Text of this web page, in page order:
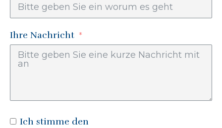
Ihre Nachricht
Ich stimme den